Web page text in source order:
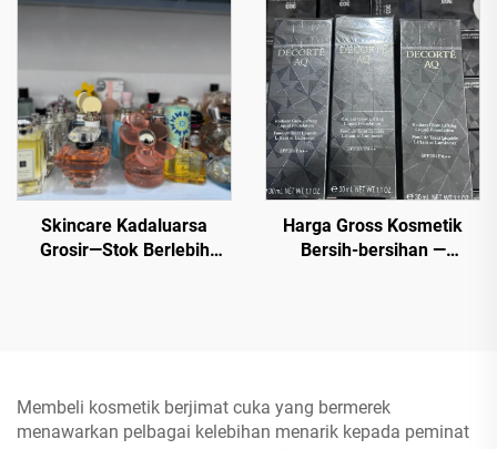
produk riasan dan
dan tujuan dengan harga
rendah, harga diskaun.
Skincare Kadaluarsa
Grosir—Stok Berlebih
Harga Gross Kosmetik
Bersih-bersihan —
Membeli kosmetik berjimat cuka yang bermerek
menawarkan pelbagai kelebihan menarik kepada peminat